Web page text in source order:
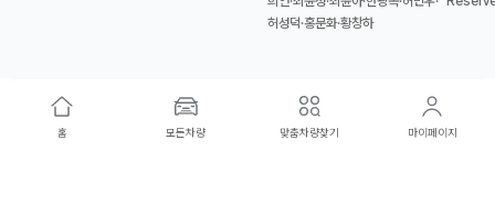
허성덕·홍문화·황창하
홈 모든차량 맞춤차량찾기 마이페이지